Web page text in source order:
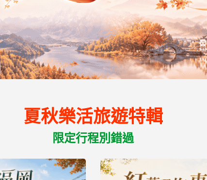
夏秋樂活旅遊特輯
限定行程別錯過